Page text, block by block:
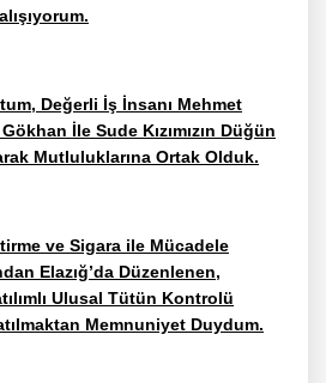
Değerli İş İnsanı Mehmet
İle Sude Kızımızın Düğün
Mutluluklarına Ortak Olduk.
ve Sigara ile Mücadele
Elazığ’da Düzenlenen,
Ulusal Tütün Kontrolü
Memnuniyet Duydum.